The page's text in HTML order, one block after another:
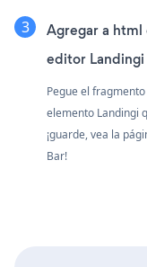
Agregar a
editor Landingi
Pegue el
elemento Landingi
¡guarde, vea la
Bar!